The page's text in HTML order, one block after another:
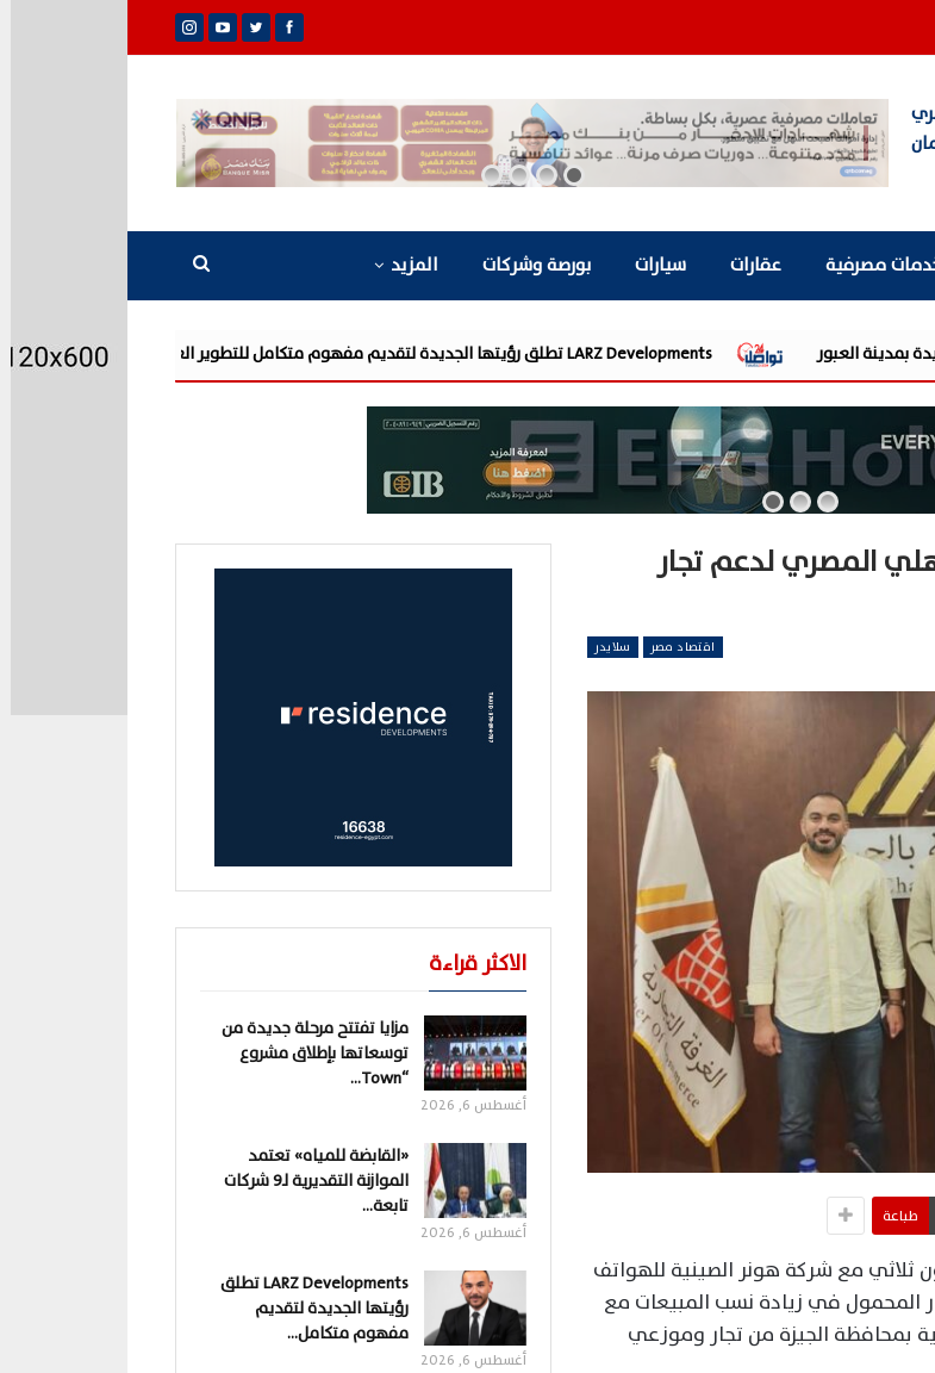
مصرفية عقارات سيارات بورصة وشركات المزيد
LARZ Developments تطلق رؤيتها الجديدة لتقديم مفهوم متكامل للتطوير العقاري في مصر
المصري لدعم تجار
اقتصاد مصر سلايدر
طباعة
ثلاثي مع شركة هونر الصينية للهواتف
المحمول في زيادة نسب المبيعات مع
بمحافظة الجيزة من تجار وموزعي
الاكثر قراءة
مزايا تفتتح مرحلة جديدة من
توسعاتها بإطلاق مشروع
“Town…
أغسطس 6, 2026
«القابضة للمياه» تعتمد
الموازنة التقديرية لـ9 شركات
تابعة…
أغسطس 6, 2026
LARZ Developments تطلق
رؤيتها الجديدة لتقديم
مفهوم متكامل…
أغسطس 6, 2026